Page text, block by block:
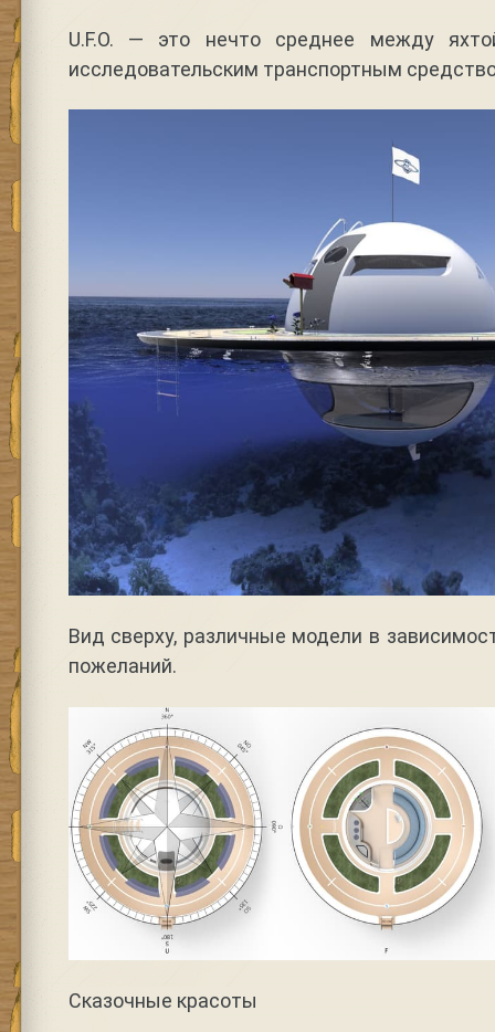
U.F.O. — это нечто среднее между
исследовательским транспортным
Вид сверху, различные модели в
пожеланий.
Сказочные красоты